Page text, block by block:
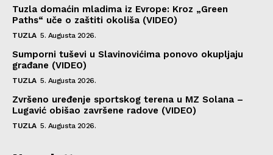
Tuzla domaćin mladima iz Evrope: Kroz „Green
Paths“ uče o zaštiti okoliša (VIDEO)
TUZLA 5. Augusta 2026.
Sumporni tuševi u Slavinovićima ponovo okupljaju
građane (VIDEO)
TUZLA 5. Augusta 2026.
Zvršeno uređenje sportskog terena u MZ Solana –
Lugavić obišao završene radove (VIDEO)
TUZLA 5. Augusta 2026.